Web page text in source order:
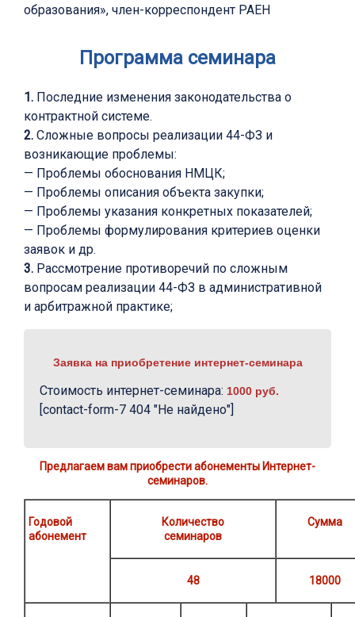
образования», член-корреспондент РАЕН
Программа семинара
1. Последние изменения законодательства о
контрактной системе.
2. Сложные вопросы реализации 44-ФЗ и
возникающие проблемы:
— Проблемы обоснования НМЦК;
— Проблемы описания объекта закупки;
— Проблемы указания конкретных показателей;
— Проблемы формулирования критериев оценки
заявок и др.
3. Рассмотрение противоречий по сложным
вопросам реализации 44-ФЗ в административной
и арбитражной практике;
Заявка на приобретение интернет-семинара
Стоимость интернет-семинара: 1000 руб.
[contact-form-7 404 "Не найдено"]
Предлагаем вам приобрести абонементы Интернет-
семинаров.
Годовой
абонемент
Количество
семинаров
Сумма
48 18000